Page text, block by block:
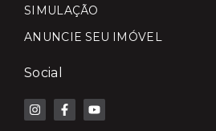
SIMULAÇÃO
ANUNCIE SEU IMÓVEL
Social